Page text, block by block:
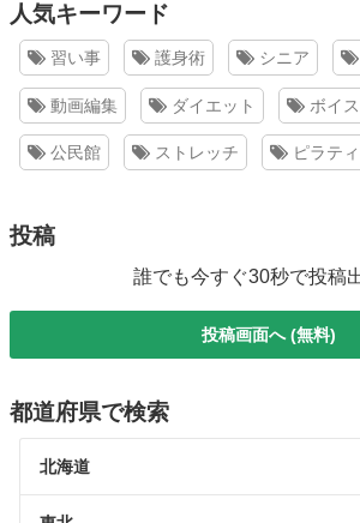
人気キーワード
習い事 護身術 シニア
動画編集 ダイエット ボイ
公民館 ストレッチ ピラテ
投稿
誰でも今すぐ30秒で投稿
投稿画面へ (無料)
都道府県で検索
北海道